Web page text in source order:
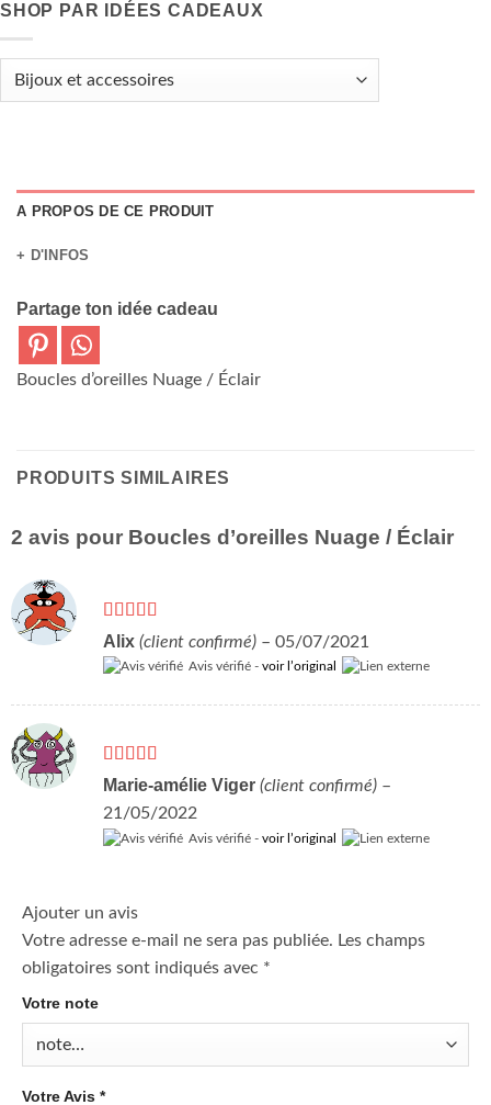
SHOP PAR IDÉES CADEAUX
A PROPOS DE CE PRODUIT
+ D'INFOS
Partage ton idée cadeau
Boucles d’oreilles Nuage / Éclair
PRODUITS SIMILAIRES
2 avis pour Boucles d’oreilles Nuage / Éclair
Note5sur 5
Alix (client confirmé) – 05/07/2021
Avis vérifié - voir l’original
Note4
sur 5
Marie-amélie Viger (client confirmé) –
21/05/2022
Avis vérifié - voir l’original
Ajouter un avis
Votre adresse e-mail ne sera pas publiée. Les champs
obligatoires sont indiqués avec *
Votre note
Votre Avis *